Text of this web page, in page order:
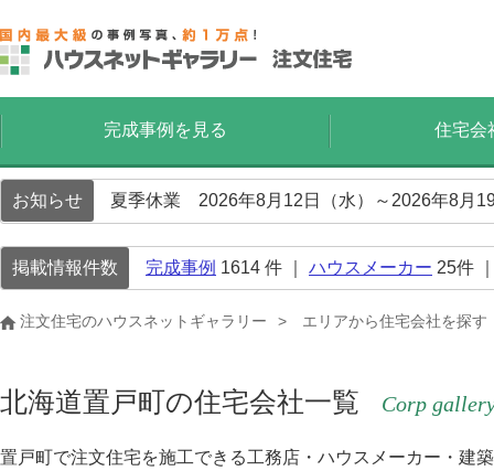
完成事例を見る 住宅会
お知らせ 夏季休業 2026年8月12日（水）～2026年8月
掲載情報件数 完成事例 1614 件 ｜ ハウスメーカー 25件
注文住宅のハウスネットギャラリー エリアから住宅会社を探す
北海道置戸町の住宅会社一覧 Corp
置戸町で注文住宅を施工できる工務店・ハウスメーカー・建